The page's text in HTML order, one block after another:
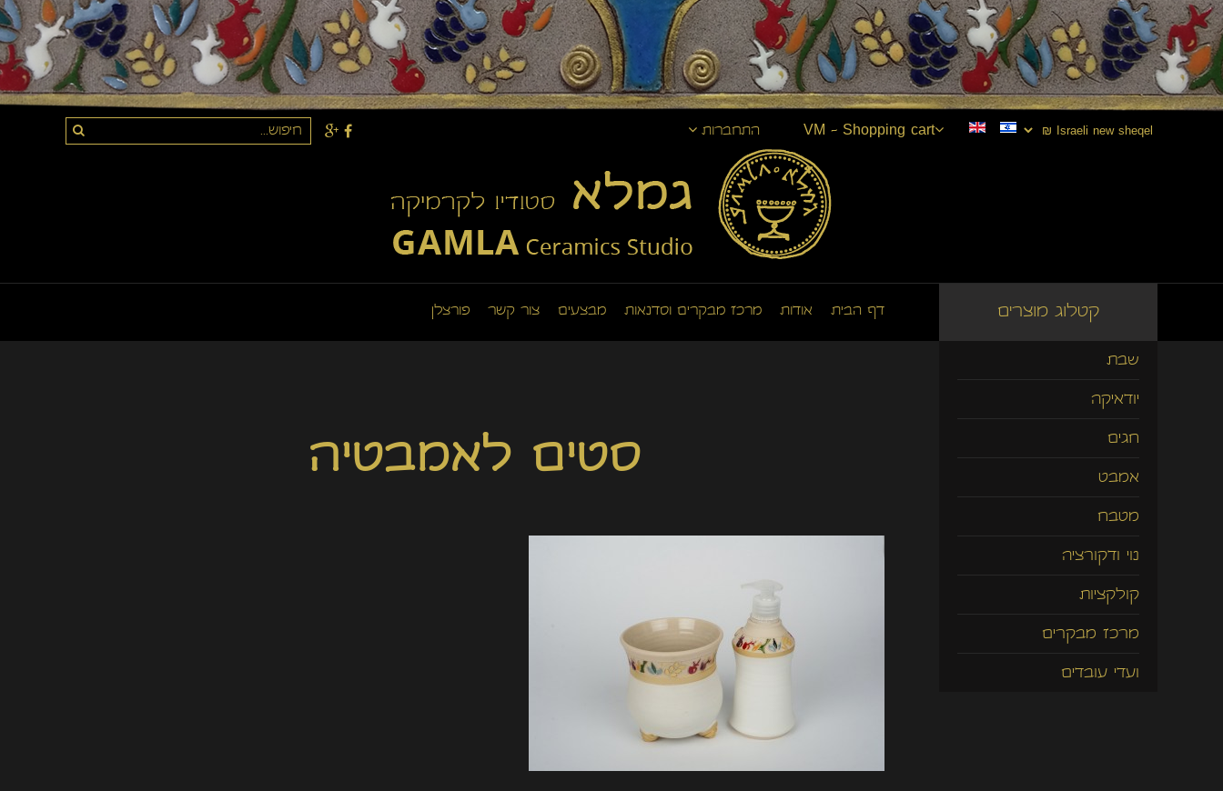
VM - Shopping cart התחברות
קטלוג מוצרים דף הבית אודות מרכז מבקרים וסדנאות מבצעים צור קשר פורצלן
שבת
יודאיקה
חגים
אמבט
מטבח
נוי ודקורציה
קולקציות
מרכז מבקרים
ועדי עובדים
סטים לאמבטיה